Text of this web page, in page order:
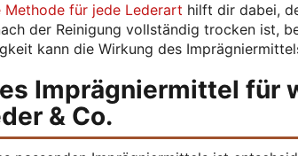
Methode für jede Lederart hilft dir dabei,
der Reinigung vollständig trocken ist,
kann die Wirkung des
Imprägniermittel für
& Co.